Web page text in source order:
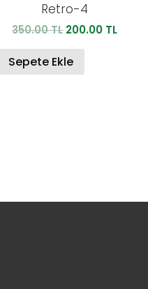
TL.
Retro-4
350.00TL Orijinal
350.00 TL.
200.00 TLŞu
Sepete Ekle